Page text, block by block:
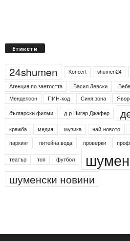
Етикети
24shumen Koncert shumen24
Агенция по заетостта
Васил Левски
Менделсон
ПИН-код Синя зона
български филми
д-р Нигяр Джафер
кражба медия музика най-новото
паркинг питейна вода проверки
театър топ футбол шумен
шуменски новини